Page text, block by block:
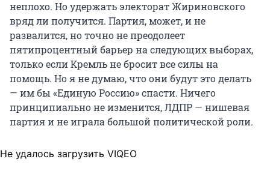
неплохо. Но удержать электорат Жириновского
вряд ли получится. Партия, может, и не
развалится, но точно не преодолеет
пятипроцентный барьер на следующих выборах,
только если Кремль не бросит все силы на
помощь. Но я не думаю, что они будут это делать
— им бы «Единую Россию» спасти. Ничего
принципиально не изменится, ЛДПР — нишевая
партия и не играла большой политической роли.
Не удалось загрузить VIQEO